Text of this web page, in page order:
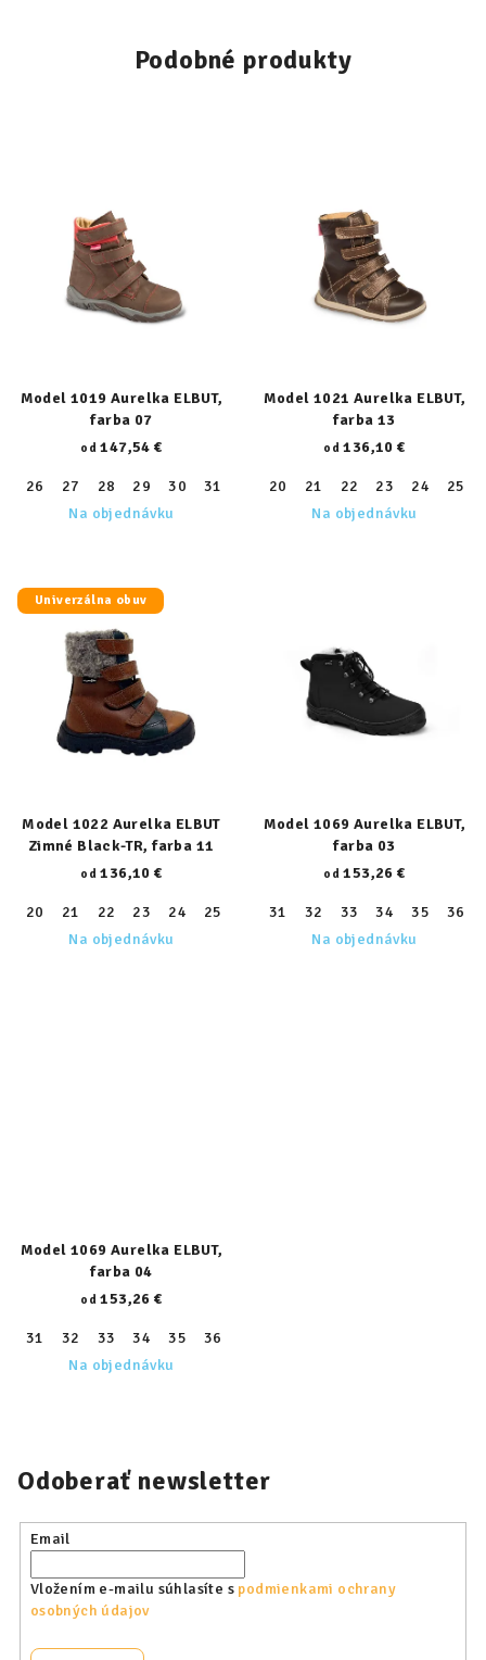
Podobné produkty
Model 1019 Aurelka ELBUT,
farba 07
od 147,54 €
26 27 28 29 30 31 33 34 35 36 37
38
Na objednávku
Model 1021 Aurelka ELBUT,
farba 13
od 136,10 €
20 21 22 23 24 25
Na objednávku
Univerzálna obuv
Model 1022 Aurelka ELBUT
Zimné Black-TR, farba 11
od 136,10 €
20 21 22 23 24 25 27 28 29 30 31
32
Na objednávku
Model 1069 Aurelka ELBUT,
farba 03
od 153,26 €
31 32 33 34 35 36
Na objednávku
Model 1069 Aurelka ELBUT,
farba 04
od 153,26 €
31 32 33 34 35 36
Na objednávku
Odoberať newsletter
Email
Vložením e-mailu súhlasíte s podmienkami ochrany
osobných údajov